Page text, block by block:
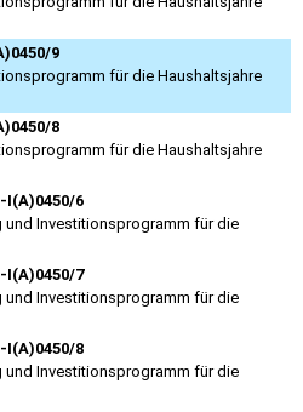
9
für die Haushaltsjahre
8
für die Haushaltsjahre
I(A)0450/6
Investitionsprogramm für die
I(A)0450/7
Investitionsprogramm für die
I(A)0450/8
Investitionsprogramm für die